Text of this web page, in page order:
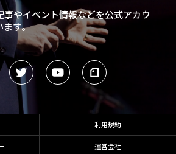
やイベント情報などを公式アカウ
ます。
利用規約
運営会社